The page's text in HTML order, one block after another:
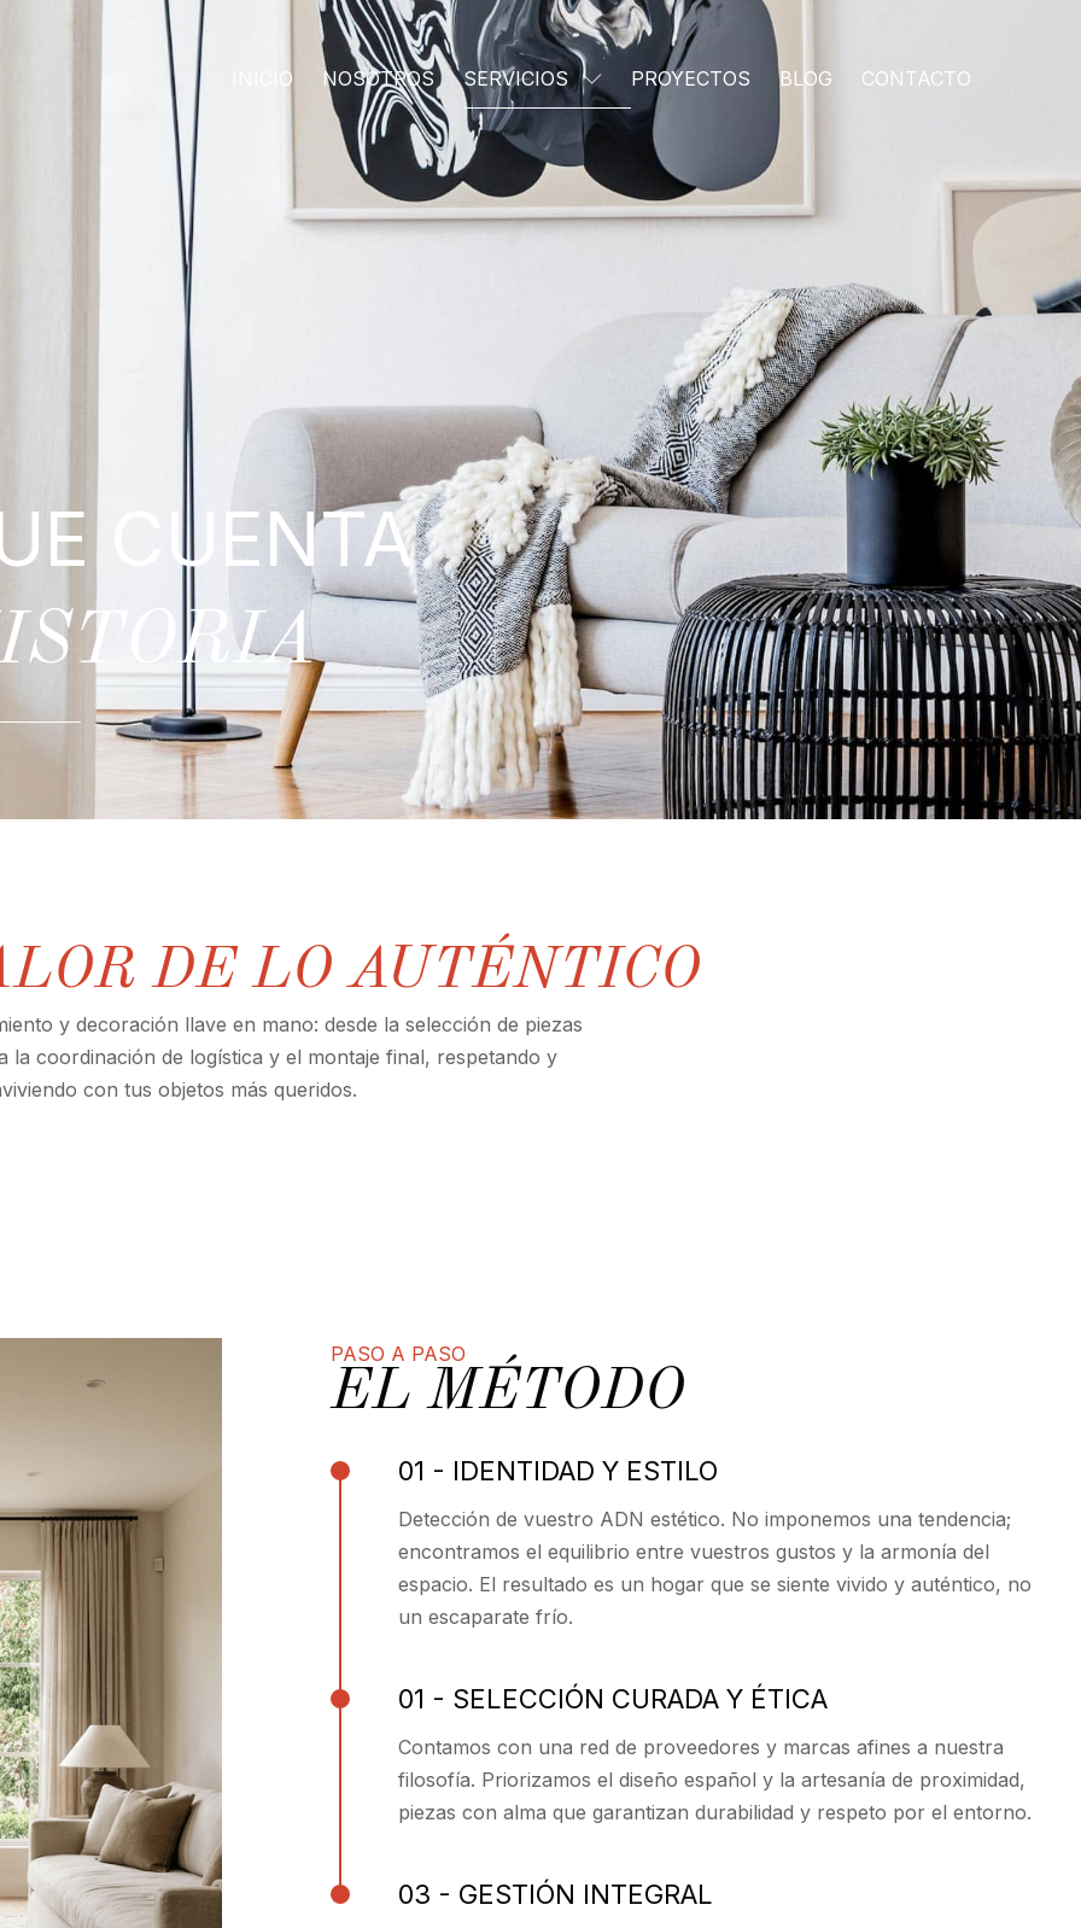
INICIO NOSOTROS SERVICIOS PROYECTOS BLOG CONTACTO
CUENTA
DE LO AUTÉNTICO
y decoración llave en mano: desde la selección de piezas
la coordinación de logística y el montaje final, respetando y
con tus objetos más queridos.
PASO A PASO
EL MÉTODO
01 - IDENTIDAD Y ESTILO
Detección de vuestro ADN estético. No imponemos una tendencia;
encontramos el equilibrio entre vuestros gustos y la armonía del
espacio. El resultado es un hogar que se siente vivido y auténtico, no
un escaparate frío.
01 - SELECCIÓN CURADA Y ÉTICA
Contamos con una red de proveedores y marcas afines a nuestra
filosofía. Priorizamos el diseño español y la artesanía de proximidad,
piezas con alma que garantizan durabilidad y respeto por el entorno.
03 - GESTIÓN INTEGRAL